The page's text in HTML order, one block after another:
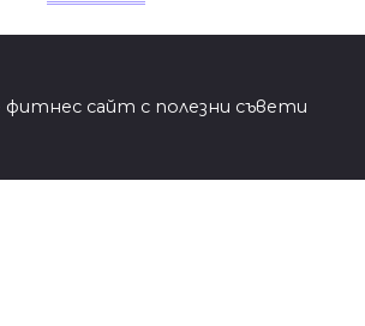
фитнес сайт с полезни съвети